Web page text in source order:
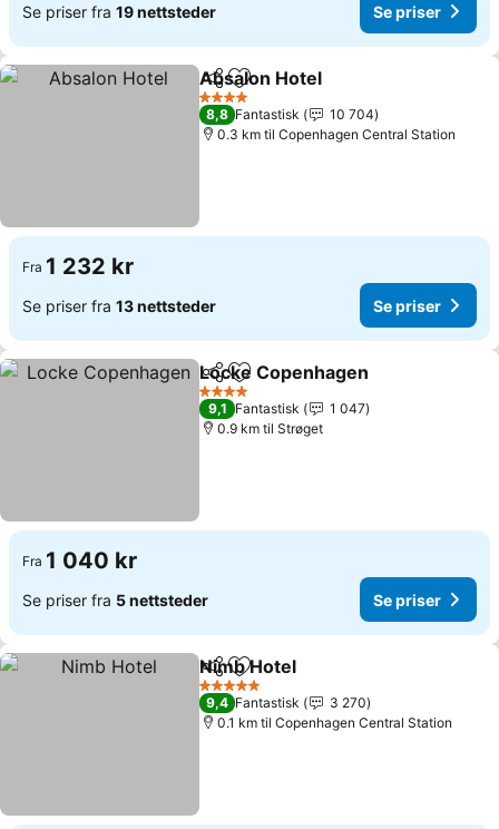
Se priser fra 19 nettsteder Se priser
Del Legg til i favoritter
Absalon Hotel
4 Stjerner
8,8 Fantastisk
10 704
0.3 km til Copenhagen Central Station
Fra 1 232 kr
Se priser fra 13 nettsteder Se priser
Del Legg til i favoritter
Locke Copenhagen
4 Stjerner
9,1 Fantastisk
1 047
0.9 km til Strøget
Fra 1 040 kr
Se priser fra 5 nettsteder Se priser
Del Legg til i favoritter
Nimb Hotel
5 Stjerner
9,4 Fantastisk
3 270
0.1 km til Copenhagen Central Station